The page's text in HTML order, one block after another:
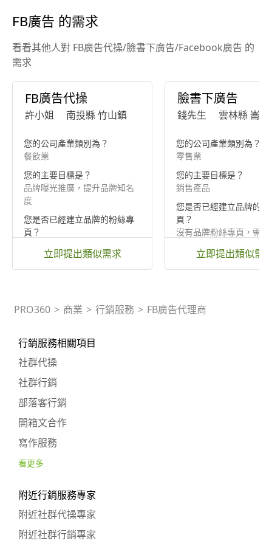
FB廣告 的需求
看看其他人對 FB廣告代操/臉書下廣告/Facebook廣告 的
需求
FB廣告代操
許小姐 南投縣 竹山鎮
您的公司產業類別為？
餐飲業
您的主要目標是？
品牌曝光推廣，提升品牌知名
度
您是否已經建立品牌的粉絲專
頁？
立即提出類似需求
臉書下廣告
錢先生 雲林縣 崙背
您的公司產業類別為？
零售業
您的主要目標是？
銷售產品
您是否已經建立品牌的粉
頁？
沒有品牌粉絲專頁，需要
立即提出類似需
PRO360 > 商業 > 行銷服務 > FB廣告代理商
行銷服務相關項目
社群代操
社群行銷
部落客行銷
開箱文合作
寫作服務
看更多
附近行銷服務專家
附近社群代操專家
附近社群行銷專家